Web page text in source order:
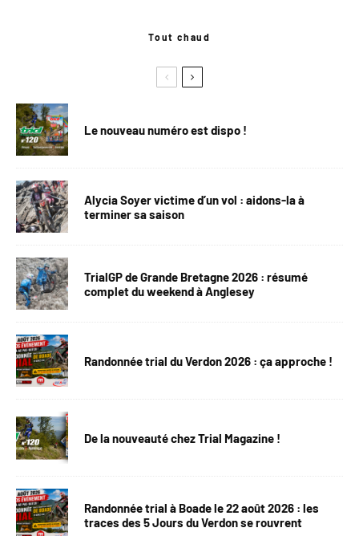
Tout chaud
Le nouveau numéro est dispo !
Alycia Soyer victime d’un vol : aidons-la à
terminer sa saison
TrialGP de Grande Bretagne 2026 : résumé
complet du weekend à Anglesey
Randonnée trial du Verdon 2026 : ça approche !
De la nouveauté chez Trial Magazine !
Randonnée trial à Boade le 22 août 2026 : les
traces des 5 Jours du Verdon se rouvrent